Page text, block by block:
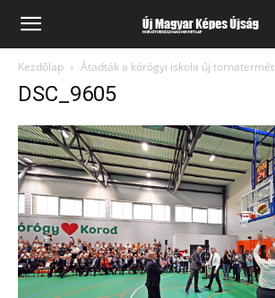
Kezdőlap Átadták a kórógyi iskola új tornatermét
DSC_9605